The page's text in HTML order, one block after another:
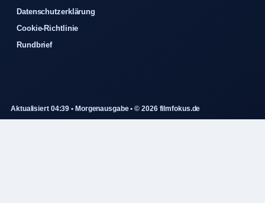
Datenschutzerklärung
Cookie-Richtlinie
Rundbrief
Aktualisiert 04:39 • Morgenausgabe • © 2026 filmfokus.de